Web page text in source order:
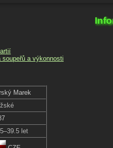
soupeřů a výkonnosti
Marek
let